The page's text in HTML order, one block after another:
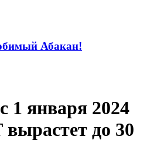
Абакан!
1 января 2024
до 30